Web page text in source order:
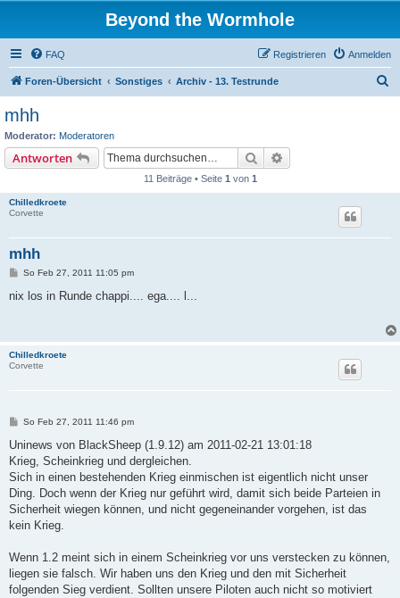
Beyond the Wormhole
FAQ Anmelden
Registrieren
Foren-Übersicht Sonstiges Archiv - 13. Testrunde
mhh
Moderator: Moderatoren
Antworten Suche
11 Beiträge • Seite 1 von 1
Chilledkroete
Corvette
mhh
B
i
So Feb 27, 2011 11:05 pm
nix los in Runde chappi.... ega.... l...
Chilledkroete
Corvette
B
i
r
a
So Feb 27, 2011 11:46 pm
Uninews von BlackSheep (1.9.12) am 2011-02-21 13:01:18
Krieg, Scheinkrieg und dergleichen.
Sich in einen bestehenden Krieg einmischen ist eigentlich nicht unser
Ding. Doch wenn der Krieg nur geführt wird, damit sich beide Parteien in
Sicherheit wiegen können, und nicht gegeneinander vorgehen, ist das
kein Krieg.
Wenn 1.2 meint sich in einem Scheinkrieg vor uns verstecken zu können,
liegen sie falsch. Wir haben uns den Krieg und den mit Sicherheit
folgenden Sieg verdient. Sollten unsere Piloten auch nicht so motiviert